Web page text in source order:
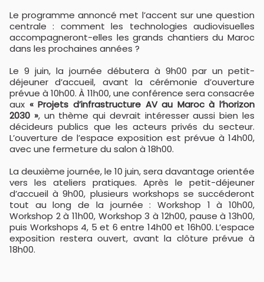
Le programme annoncé met l’accent sur une question
centrale : comment les technologies audiovisuelles
accompagneront-elles les grands chantiers du Maroc
dans les prochaines années ?
Le 9 juin, la journée débutera à 9h00 par un petit-
déjeuner d’accueil, avant la cérémonie d’ouverture
prévue à 10h00. À 11h00, une conférence sera consacrée
aux « Projets d’infrastructure AV au Maroc à l’horizon
2030 », un thème qui devrait intéresser aussi bien les
décideurs publics que les acteurs privés du secteur.
L’ouverture de l’espace exposition est prévue à 14h00,
avec une fermeture du salon à 18h00.
La deuxième journée, le 10 juin, sera davantage orientée
vers les ateliers pratiques. Après le petit-déjeuner
d’accueil à 9h00, plusieurs workshops se succéderont
tout au long de la journée : Workshop 1 à 10h00,
Workshop 2 à 11h00, Workshop 3 à 12h00, pause à 13h00,
puis Workshops 4, 5 et 6 entre 14h00 et 16h00. L’espace
exposition restera ouvert, avant la clôture prévue à
18h00.